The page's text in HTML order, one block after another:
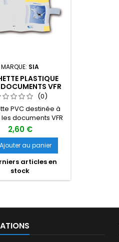
MARQUE: SIA
PLASTIQUE
VFR
(0)
PVC destinée à
documents VFR
2,60 €
Ajouter au panier
articles en
stock